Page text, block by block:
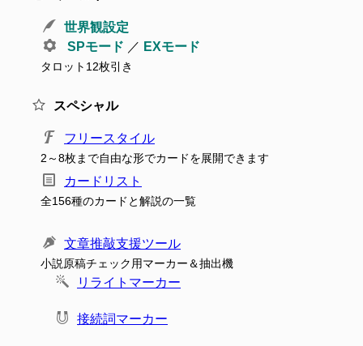
世界観設定
SPモード ／ EXモード
タロット12枚引き
スペシャル
フリースタイル
2～8枚まで自由な形でカードを展開できます
カードリスト
全156種のカードと解説の一覧
文章推敲支援ツール
小説原稿チェック用マーカー＆抽出機
リライトマーカー
接続詞マーカー